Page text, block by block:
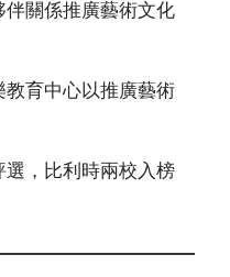
關係推廣藝術文化
育中心以推廣藝術
，比利時兩校入榜